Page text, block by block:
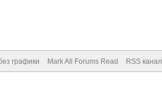
графики Mark All Forums Read RSS канал